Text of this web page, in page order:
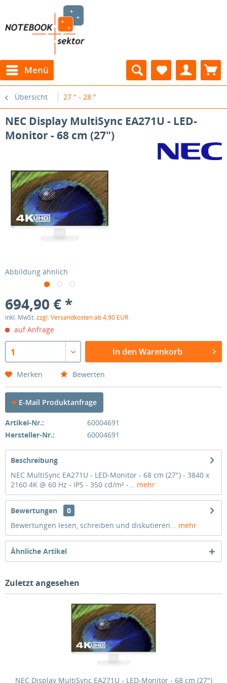
Menü
Übersicht 27 " - 28 "
NEC Display MultiSync EA271U - LED-
Monitor - 68 cm (27")
Abbildung ähnlich
694,90 € *
inkl. MwSt.zzgl. Versandkosten ab 4,90 EUR
auf Anfrage
1 In den Warenkorb
Merken Bewerten
E-Mail Produktanfrage
Artikel-Nr.:
60004691
Hersteller-Nr.:
60004691
Beschreibung
NEC MultiSync EA271U - LED-Monitor - 68 cm (27") - 3840 x
2160 4K @ 60 Hz - IPS - 350 cd/m² -... mehr
Bewertungen
0
Bewertungen lesen, schreiben und diskutieren... mehr
Ähnliche Artikel
Zuletzt angesehen
NEC Display MultiSync EA271U - LED-Monitor - 68 cm (27")